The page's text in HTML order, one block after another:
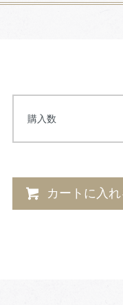
購入数
カートに入れ